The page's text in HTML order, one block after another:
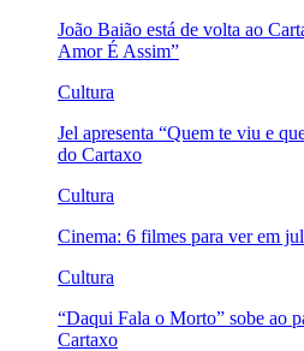
João Baião está de volta ao
Amor É Assim”
Cultura
Jel apresenta “Quem te viu e
do Cartaxo
Cultura
Cinema: 6 filmes para ver em
Cultura
“Daqui Fala o Morto” sobe ao
Cartaxo